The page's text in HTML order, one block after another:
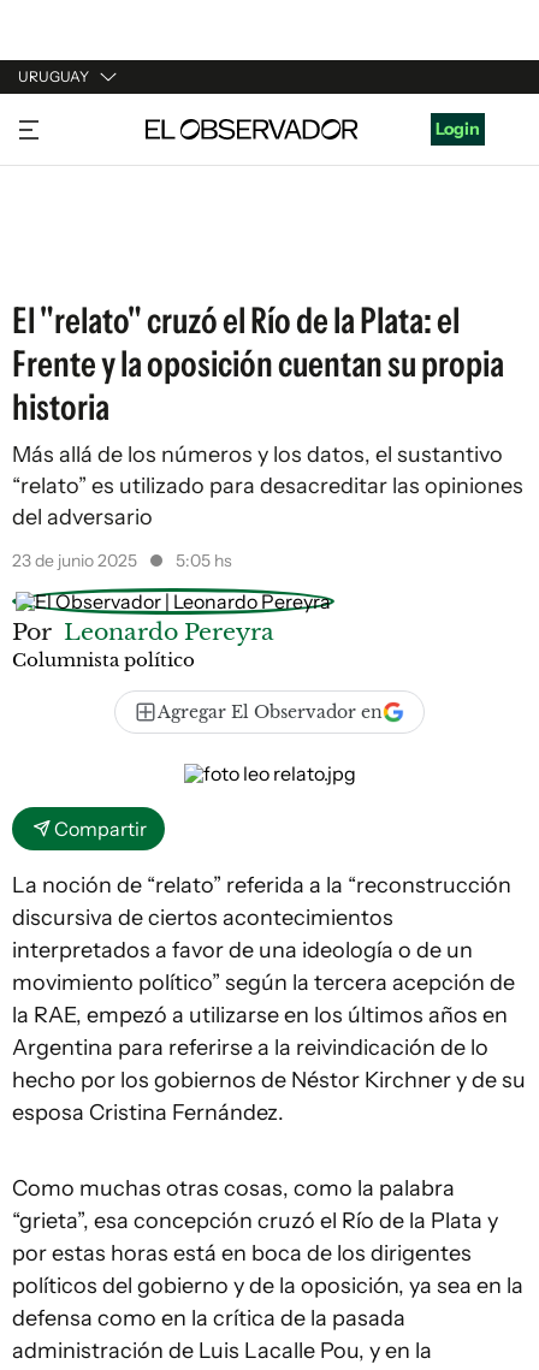
URUGUAY
URUGUAY
ARGENTINA
Login
El "relato" cruzó el Río de la Plata: el
Frente y la oposición cuentan su propia
historia
Más allá de los números y los datos, el sustantivo
“relato” es utilizado para desacreditar las opiniones
del adversario
23 de junio 2025 5:05 hs
Por Leonardo Pereyra
Columnista político
Agregar El Observador en
Compartir
La noción de “relato” referida a la “reconstrucción
discursiva de ciertos acontecimientos
interpretados a favor de una ideología o de un
movimiento político” según la tercera acepción de
la RAE, empezó a utilizarse en los últimos años en
Argentina para referirse a la reivindicación de lo
hecho por los gobiernos de Néstor Kirchner y de su
esposa Cristina Fernández.
Como muchas otras cosas, como la palabra
“grieta”, esa concepción cruzó el Río de la Plata y
por estas horas está en boca de los dirigentes
políticos del gobierno y de la oposición, ya sea en la
defensa como en la crítica de la pasada
administración de Luis Lacalle Pou, y en la